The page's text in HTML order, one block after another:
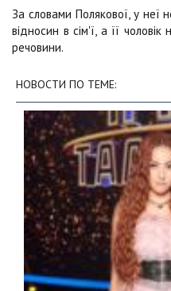
За словами Полякової, у неї
відносин в сім'ї, а її
речовини.
НОВОСТИ ПО ТЕМЕ: